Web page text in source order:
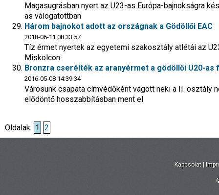
Magasugrásban nyert az U23-as Európa-bajnokságra
as válogatottban
Három bajnokot adott az országnak a Gödöllői EAC
2018-06-11 08:33:57
Tíz érmet nyertek az egyetemi szakosztály atlétái az
Miskolcon
Bronzra cserélték az aranyérmet a gödöllői U20-as
2016-05-08 14:39:34
Városunk csapata címvédőként vágott neki a II. osztály
elődöntő hosszabbításban ment el
Oldalak: 1 2
Kapcsolat |